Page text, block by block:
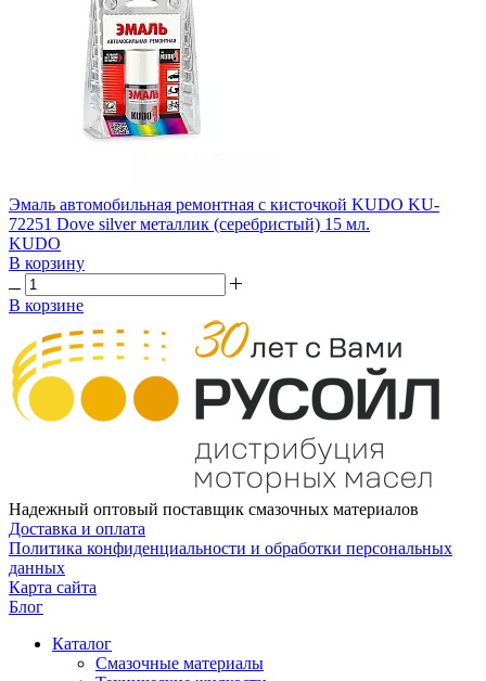
Эмаль автомобильная ремонтная с кисточкой KUDO KU-
72251 Dove silver металлик (серебристый) 15 мл.
KUDO
В корзину
В корзине
Надежный оптовый поставщик смазочных материалов
Доставка и оплата
Политика конфиденциальности и обработки персональных
данных
Карта сайта
Блог
Каталог
Смазочные материалы